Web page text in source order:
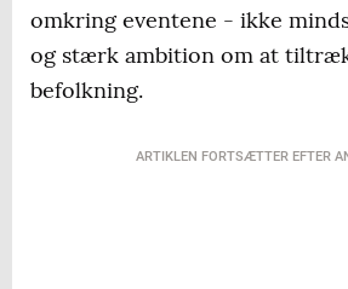
omkring eventene - ikke
og stærk ambition om at
befolkning.
ARTIKLEN FORTSÆTTER EFTER